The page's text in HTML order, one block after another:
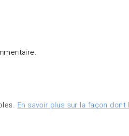
En savoir plus sur la façon